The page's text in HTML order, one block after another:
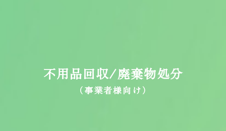
不用品回収/廃棄物処分
（事業者様向け）